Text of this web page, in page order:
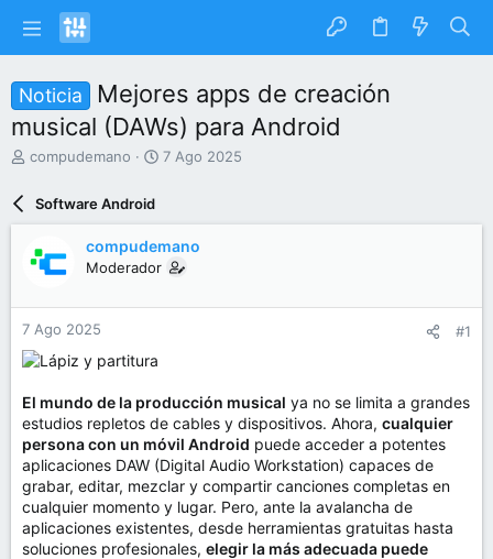
Noticia
Mejores apps de creación
musical (DAWs) para Android
I
a
r
d
e
l
t
e
m
a
compudemano
F
d
e
n
o
7 Ago 2025
Software Android
compudemano
Moderador
7 Ago 2025 #1
El mundo de la producción musical ya no se limita a grandes
estudios repletos de cables y dispositivos. Ahora, cualquier
persona con un móvil Android puede acceder a potentes
aplicaciones DAW (Digital Audio Workstation) capaces de
grabar, editar, mezclar y compartir canciones completas en
cualquier momento y lugar. Pero, ante la avalancha de
aplicaciones existentes, desde herramientas gratuitas hasta
soluciones profesionales, elegir la más adecuada puede